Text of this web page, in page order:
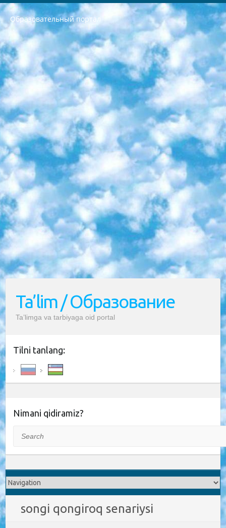
Образовательный портал
РЕСПУБЛИКА УЗБЕКИСТАН МИНИСТРЕРСТВО ДОШКОЛЬНОГО И ШКОЛЬНОГО ОБРАЗОВАНИЯ КОМАНДА в общеобразовательных учреждениях в 2023-2024 учебном году организация и проведение итоговой государственной аттестации обучающихся о Министра дошкольного и школьного образования Республики Узбекистан от 4 марта 2008 года (постановлением Минюста от 20 марта 2008 года № 1778 государственной регистрации) «Итоговое состояние учащихся общего среднего образования на основании положения об утверждении положения об аттестации общего среднего образования выпускной экзамен студентов в образовательных учреждениях в 2023-2024 учебном году В целях организации и прохождения аттестации приказываю: 1. Следующее: перечень предметов, по которым будет проводиться итоговая государственная аттестация и экзамен формы перевода согласно приложению 1; сертификаты международного образца, оценивающие уровень владения иностранными языками перечень согласно приложению 2; 2. Педагогический при специализированных образовательных учреждениях. научно-практический центр квалификации и международной оценки (Д.Давидова) 2024 г. До 25 марта: задания по предметам, по которым будет проводиться итоговая аттестация разработка и утверждение технических условий; итоговая аттестация на основании разработанного предметного задания разработка вопросов по предметам (устно и письменно), экзамен передача; общеобразовательные средние школы и специальные учебные заведения учащиеся выпускных классов школ и интернатов в агентской системе подготовка базы данных экзаменационных материалов и критериев оценки; перевод базы экзаменационных материалов на все языки обучения подать в Республиканский образовательный центр для изготовления; варианты экзаменов на основе разработанных контрольных материалов пусть будут поставлены задачи формирования. 3. Республиканский образовательный центр (Ш.Худайкулов) до 5 апреля 2024 года. до: база данных предоставленных экзаменационных материалов на все языки обучения перевод и экспертиза; для слепых, слабовидящих, глухих, слабослышащих и умственно отсталых детей учащиеся выпускных классов специализированных школ и школ-интернатов база данных экзаменационных материалов на всех преподаваемых языках подготовка критериев оценки; специализированные школы для умственно отсталых детей и технологии для учащихся выпускных классов школ-интернатов разработка соответствующих рекомендаций и критериев проведения ЕГЭ по естествознанию давать задания. 4. Педагогический при специализированных образовательных учреждениях. Научно-практический центр навыков и международной оценки (Д.Давидова), Республика образовательный центр (Худайкулов Ш.) итоговый государственный аттестационный экзамен ориентирован на творческое и логическое мышление при подготовке базы материалов учитывать введение заданий. 5. Следует отметить, что: сертификат государственного образца о знании общеобразовательного предмета и как минимум национальный уровень B1 по предметам на иностранных языках, указанным в Приложении 2. или международно признанный сертификат эквивалентного уровня студенты, изучающие определенный предмет, освобождаются от экзамена; по соответствующим предметам запланирована итоговая государственная аттестация за день до дня, путем жеребьевки Рабочей группой (в письменной форме по предметам, проводимым в форме) из числа сформированных вариантов выбрано 2 варианта; 2 выбранных варианта экзамена анонсированы на официальном сайте министерства и все выпускники по всей стране на основе этих вариантов проводит итоговую государственную аттестацию. 6. Государственное образование учащихся средних общеобразовательных учреждений. знания в соответствии с квалификационными требованиями, которые необходимо приобрести на основании стандартов итоговый (выпускной) контроль для 9 и 11 классов в целях тестирования Экзамены (далее – экзамены) состоят из предметов, перечисленных в приложении 1. будет сделано. 7. Экзамены пройдут с 26 мая по 15 июня 2024 г. (кроме науки физического воспитания). 8. Физическая для учащихся 9 классов общесредних образовательных учреждений. Экзамены по предмету «Образование, квалификация медицина» 1-6 мая 2024 года. сотрудники перевести под присмотр (с отклонениями в физическом или умственном развитии) специализированная школа для детей, школы-интернаты и со сколиозом школы-интернаты санаторного типа для больных детей исключены). 9. Он был слепым, слабовидящим и имел нарушения опорно-двигательного аппарата. экзамены в специализированных школах и интернатах для детей должны проводиться исходя из требований, предъявляемых к общеобразовательным учреждениям (физкультура кроме науки). 10. Специализированная школа для глухих и слабослышащих детей. и экзамены в интернатах и быть реализован в виде письменного теста по математике. 11. Специальность для умственно отсталых детей. Для 9 класса Родной язык и литературное письмо Государственный язык (язык обучения – узбекский). для неклассов) написано Математическое письмо Письменная/устная история Узбекистана Физическое воспитание практично Итоговый контроль Для 11 класса Написание родного языка и литературы (эссе) Математическое письмо Узбекский язык (обучение на узбекском языке) не посещающее общее среднее образование для учреждений)/Образовательное учреждение выбор письменный и устный Иностранный язык письменный/устный Письменная/устная история Узбекистана *По выбору студента:  Химия  Физика  Основы государственного права  География 10 бесплатных образовательных ресурсов - Мы составили подборку онлайн-проектов с интерактивными упражнениями, видеолекциями и статьями. Они помогут вам обрести новые и освежить старые знания бесплатно. 1. «ИНТУИТ» Старейшая образовательная площадка Рунета. Здесь вы найдёте сотни текстовых и видеокурсов на десятки различных тем — от программирования до психологии. Многие курсы подготовлены российскими университетами и крупными международными компаниями вроде Intel и Microsoft. Самостоятельное обучение бесплатное, но желающие могут оплатить услуги персональных наставников. 2. «Смартия» знакомит с актуальными профессиями и подсказывает, как им обучаться. Выбрав заинтересовавшую вас специальность — SMM-специалист, фотограф, веб-дизайнер или другую, — увидите список необходимых для неё умений. Чтобы вы могли освоить их самостоятельно, для каждого умения площадка отображает подборку ссылок на учебные материалы. Хотя «Смартия» ориентируется на русскоязычную аудиторию, часть контента всё же доступна только на английском. 3. «Лекторий Физтеха» Проект Московского физико-технического института (Физтеха). С его помощью вы можете смотреть онлайн серии лекций, записанные на видео в этом вузе. В числе доступных предметов — физика, биология, химия, информационные технологии и другие. К некоторым лекциям администрация ресурса прилагает готовые конспекты, которые можно скачивать в PDF-формате. 4. ITMOcourses Онлайн-площадка Санкт-Петербургского национального исследовательского университета информационных технологий, механики и оптики (ИТМО). Ресурс предоставляет свободный доступ к курсам, разработанным в этом вузе. Каталог материалов разбит на четыре категории: «Оптические системы и технологии», «Приборостроение и робототехника», «Информационные технологии» и «Биотехнологии». Курсы состоят из видеолекций, интерактивных демонстраций и заданий. 5. «КиберЛенинка» Электронная научная библиотека открытого доступа. Каталог площадки регулярно обрастает текстами статей из различных научных изданий. Сгруппированные по журналам и рубрикам публикации можно читать онлайн или скачивать целиком в PDF-формате. Проект нацелен на популяризацию науки за счёт открытого доступа к качественной информации. 6. «ПостНаука» На этом ресурсе публикуют подборки видеолекций, составленные экспертами из разных отраслей и объединённые общими темами. Среди них, к примеру, есть серии «Биоинформатика и геномика», «Культура средневековой Скандинавии» и Cinema Studies о теории кино. Каждая подборка лекций — логически связанная история, рассказанная экспертом от первого лица. Кроме того, на сайте появляются научно-образовательные статьи и тесты на разные темы. 7. «Newочём» Команда проекта «Newочём» отбирает самые интересные тексты из англоязычных СМИ и переводит те из них, за которые голосуют участники сообщества «ВКонтакте». По большей части это научно-популярные статьи. Редакторы придумывают лишь заголовки, в остальном содержание переводов соответствует оригиналам. Полные тексты можно читать прямо в социальной сети. 8. InternetUrok Онлайн-база материалов по основным дисциплинам школьной программы. Информация на сайте структурирована по классам, предметам и темам (урокам). Каждый урок состоит из видеолекций и конспектов. Есть также интерактивные тренажёры и тесты для закрепления пройденного материала. Даже если вы давно окончили школу, возможность повторить программу старших классов всегда может пригодиться. 9. Edutainme Ещё один ресурс об образовании. В отличие от Newtonew, как мне кажется, Edutainme больше ориентируется на представителей индустрии: педагогов, предпринимателей, разработчиков образовательных проектов. Но и любой, кто просто стремится к саморазвитию, найдёт на сайте много полезного и интересного для себя. Например, информацию о новых курсах и образовательных сервисах. 10. Newtonew Онлайн-медиа об образовании и обучении в широком смысле. Авторы Newtonew пишут об инструментах, заведениях, тактиках и стратегиях, которые помогают учить других и получать новые знания самостоятельно. На этой площадке вы найдёте новости, обзоры, аналитические мат
Ta’lim / Образование
Ta’limga va tarbiyaga oid portal
Tilni tanlang:
Nimani qidiramiz?
songi qongiroq senariysi